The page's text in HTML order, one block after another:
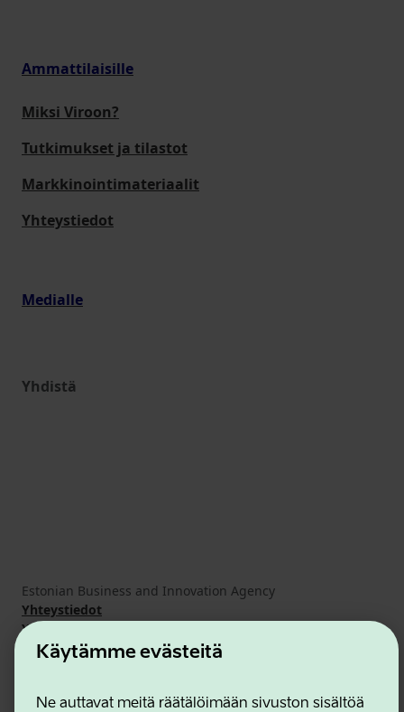
Käytämme evästeitä
Ne auttavat meitä räätälöimään sivuston sisältöä
Ammattilaisille
Miksi Viroon?
Tutkimukset ja tilastot
Markkinointimateriaalit
Yhteystiedot
Medialle
Yhdistä
Estonian Business and Innovation Agency
Yhteystiedot
Yhteistyökumppanit
Käyttöehdot
Eväste- ja tietosuojakäytäntö